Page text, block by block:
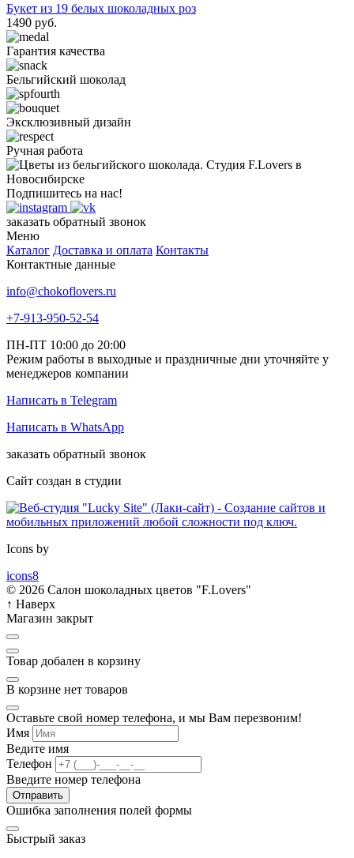
Букет из 19 белых шоколадных роз
1490 руб.
Гарантия качества
Бельгийский шоколад
Эксклюзивный дизайн
Ручная работа
Подпишитесь на нас!
заказать обратный звонок
Меню
Каталог Доставка и оплата Контакты
Контактные данные
info@chokoflovers.ru
+7-913-950-52-54
ПН-ПТ 10:00 до 20:00
Режим работы в выходные и праздничные дни уточняйте у
менеджеров компании
Написать в Telegram
Написать в WhatsApp
заказать обратный звонок
Сайт создан в студии
Icons by
icons8
© 2026 Салон шоколадных цветов "F.Lovers"
↑ Наверх
Магазин закрыт
Товар добален в корзину
В корзине нет товаров
Оставьте свой номер телефона, и мы Вам перезвоним!
Имя
Ведите имя
Телефон
Введите номер телефона
Отправить
Ошибка заполнения полей формы
Быстрый заказ